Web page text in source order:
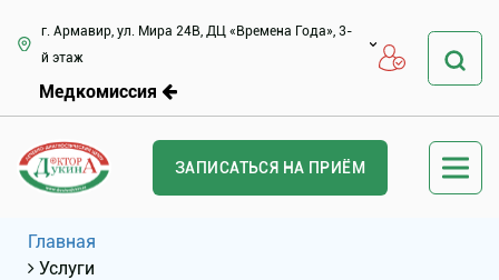
г. Армавир, ул. Мира 24В, ДЦ «Времена Года», 3-
й этаж
Медкомиссия
ЗАПИСАТЬСЯ НА ПРИЁМ
Главная
Услуги